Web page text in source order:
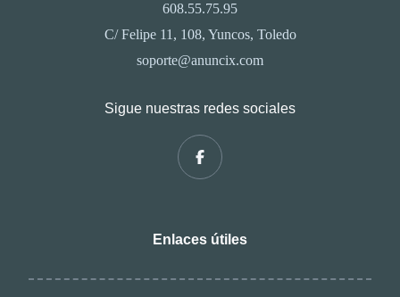
608.55.75.95
C/ Felipe 11, 108, Yuncos, Toledo
soporte@anuncix.com
Sigue nuestras redes sociales
Enlaces útiles